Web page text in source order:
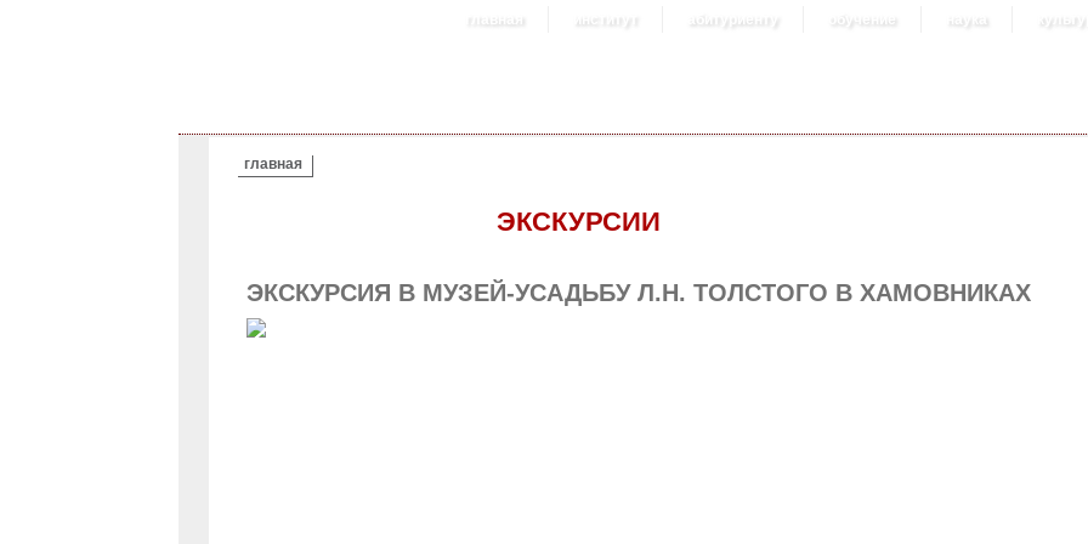
главная институт абитуриенту обучение наука
ВЫ ЗДЕСЬ
главная
ЭКСКУРСИИ
ЭКСКУРСИЯ В МУЗЕЙ-УСАДЬБУ Л.Н. ТОЛСТОГО В ХАМОВНИКАХ